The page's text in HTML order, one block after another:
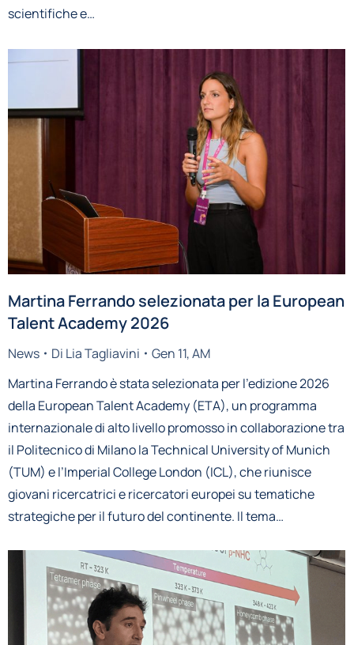
scientifiche e…
Martina Ferrando selezionata per la European
Talent Academy 2026
News Di Lia Tagliavini
Gen 11, AM
Martina Ferrando è stata selezionata per l’edizione 2026
della European Talent Academy (ETA), un programma
internazionale di alto livello promosso in collaborazione tra
il Politecnico di Milano la Technical University of Munich
(TUM) e l’Imperial College London (ICL), che riunisce
giovani ricercatrici e ricercatori europei su tematiche
strategiche per il futuro del continente. Il tema…